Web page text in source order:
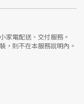
家電配送、交付服務。
，則不在本服務說明內。